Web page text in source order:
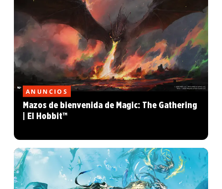
ANUNCIOS
Mazos de bienvenida de Magic: The Gathering
| El Hobbit™